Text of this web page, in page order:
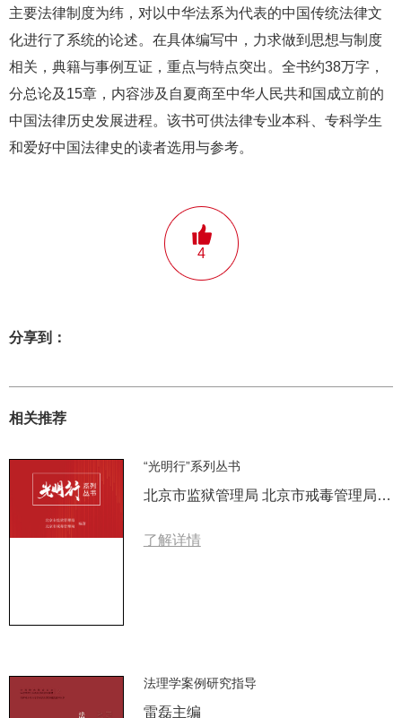
主要法律制度为纬，对以中华法系为代表的中国传统法律文
化进行了系统的论述。在具体编写中，力求做到思想与制度
相关，典籍与事例互证，重点与特点突出。全书约38万字，
分总论及15章，内容涉及自夏商至中华人民共和国成立前的
中国法律历史发展进程。该书可供法律专业本科、专科学生
和爱好中国法律史的读者选用与参考。
4
分享到：
相关推荐
“光明行”系列丛书
北京市监狱管理局 北京市戒毒管理局 编著
了解详情
法理学案例研究指导
雷磊主编